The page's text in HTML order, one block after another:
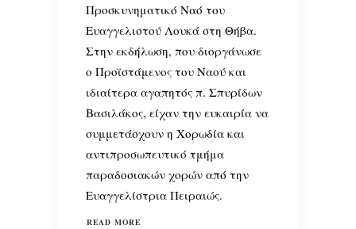
Προσκυνηματικό Ναό του
Ευαγγελιστού Λουκά στη Θήβα.
Στην εκδήλωση, που διοργάνωσε
ο Προϊστάμενος του Ναού και
ιδιαίτερα αγαπητός π. Σπυρίδων
Βασιλάκος, είχαν την ευκαιρία να
συμμετάσχουν η Χορωδία και
αντιπροσωπευτικό τμήμα
παραδοσιακών χορών από την
Ευαγγελίστρια Πειραιώς.
READ MORE